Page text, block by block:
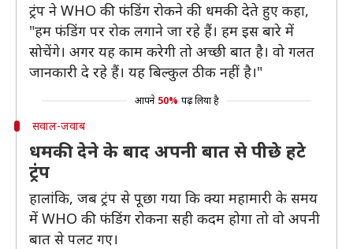
ट्रंप ने WHO की फंडिंग रोकने की धमकी देते हुए कहा,
"हम फंडिंग पर रोक लगाने जा रहे हैं। हम इस बारे में
सोचेंगे। अगर यह काम करेगी तो अच्छी बात है। वो गलत
जानकारी दे रहे हैं। यह बिल्कुल ठीक नहीं है।"
आपने 50% पढ़ लिया है
सवाल-जवाब
धमकी देने के बाद अपनी बात से पीछे हटे
ट्रंप
हालांकि, जब ट्रंप से पूछा गया कि क्या महामारी के समय
में WHO की फंडिंग रोकना सही कदम होगा तो वो अपनी
बात से पलट गए।